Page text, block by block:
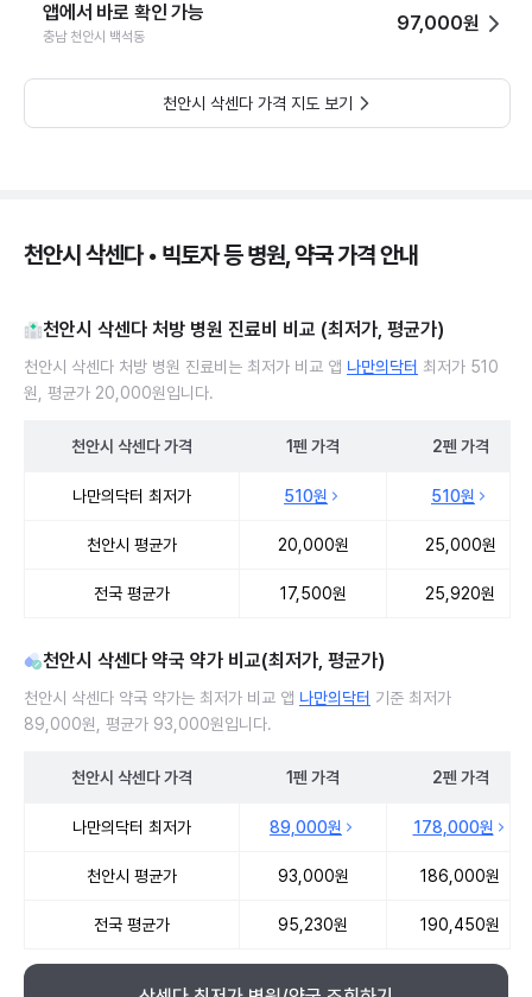
앱에서 바로 확인 가능
충남 천안시 백석동
97,000원
천안시 삭센다 가격 지도 보기
천안시 삭센다 • 빅토자 등 병원, 약국 가격 안내
천안시 삭센다 처방 병원 진료비 비교 (최저가, 평균가)
천안시 삭센다 처방 병원 진료비는 최저가 비교 앱 나만의닥터 최저가 510
원, 평균가 20,000원입니다.
천안시 삭센다가격 1펜 가격 2펜 가격
나만의닥터 최저가 510원 510원
천안시 평균가 20,000원 25,000원
전국 평균가 17,500원 25,920원
천안시 삭센다 약국 약가 비교(최저가, 평균가)
천안시 삭센다 약국 약가는 최저가 비교 앱 나만의닥터 기준 최저가
89,000원, 평균가 93,000원입니다.
천안시 삭센다가격 1펜 가격 2펜 가격
나만의닥터 최저가 89,000원 178,000원
천안시 평균가 93,000원 186,000원
전국 평균가 95,230원 190,450원